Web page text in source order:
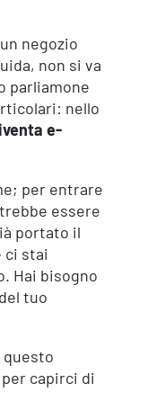
negozio
non si va
parliamone
nello
e-
per entrare
essere
portato il
ci stai
Hai bisogno
tuo
questo
capirci di